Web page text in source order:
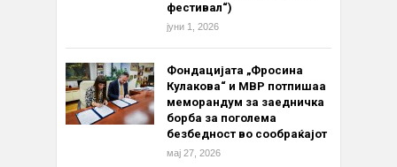
фестивал“)
јуни 1, 2026
Фондацијата „Фросина
Кулакова“ и МВР потпишаа
меморандум за заедничка
борба за поголема
безбедност во сообраќајот
мај 27, 2026